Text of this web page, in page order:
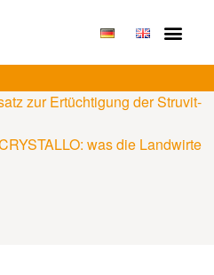
zur Ertüchtigung der Struvit-
was die Landwirte